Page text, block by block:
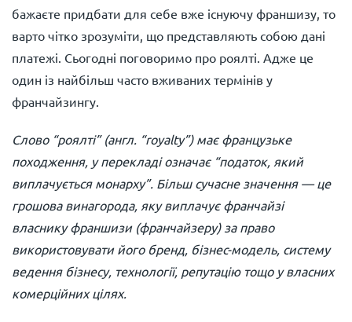
бажаєте придбати для себе вже існуючу франшизу, то
варто чітко зрозуміти, що представляють собою дані
платежі. Сьогодні поговоримо про роялті. Адже це
один із найбільш часто вживаних термінів у
франчайзингу.
Слово “роялті” (англ. “royalty”) має французьке
походження, у перекладі означає “податок, який
виплачується монарху”. Більш сучасне значення — це
грошова винагорода, яку виплачує франчайзі
власнику франшизи (франчайзеру) за право
використовувати його бренд, бізнес-модель, систему
ведення бізнесу, технології, репутацію тощо у власних
комерційних цілях.